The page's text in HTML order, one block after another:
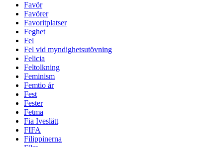
Favör
Favörer
Favoritplatser
Feghet
Fel
Fel vid myndighetsutövning
Felicia
Feltolkning
Feminism
Femtio år
Fest
Fester
Fetma
Fia Iveslätt
FIFA
Filippinerna